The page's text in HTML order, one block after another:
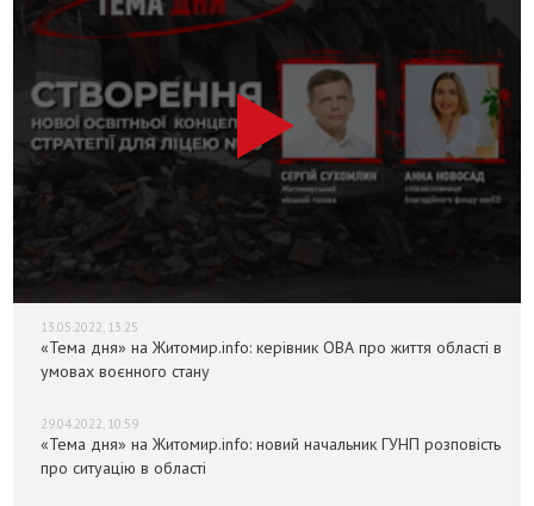
13.05.2022, 13:25
«Тема дня» на Житомир.info: керівник ОВА про життя області в
умовах воєнного стану
29.04.2022, 10:59
«Тема дня» на Житомир.info: новий начальник ГУНП розповість
про ситуацію в області